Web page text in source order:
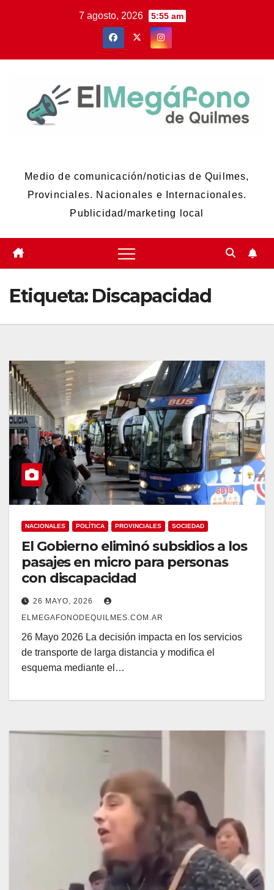
7 agosto, 2026 5:55 am
Medio de comunicación/noticias de Quilmes,
Provinciales. Nacionales e Internacionales.
Publicidad/marketing local
Etiqueta: Discapacidad
NACIONALES POLÍTICA PROVINCIALES SOCIEDAD
El Gobierno eliminó subsidios a los
pasajes en micro para personas
con discapacidad
26 MAYO, 2026
ELMEGAFONODEQUILMES.COM.AR
26 Mayo 2026 La decisión impacta en los servicios
de transporte de larga distancia y modifica el
esquema mediante el…